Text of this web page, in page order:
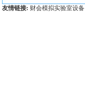
友情链接: 财会模拟实验室设备